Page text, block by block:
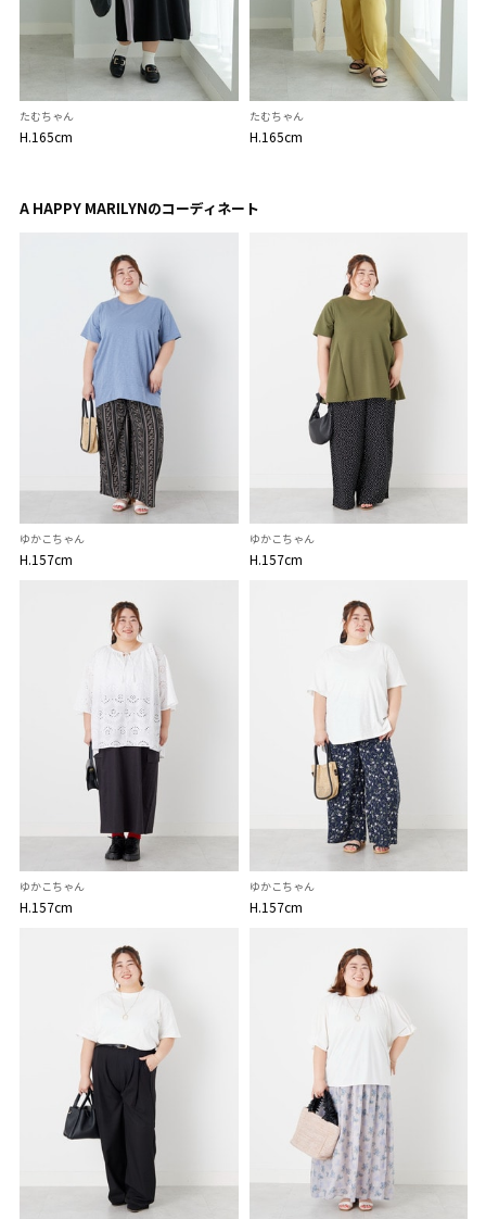
たむちゃん
H.165cm
たむちゃん
H.165cm
A HAPPY MARILYNのコーディネート
ゆかこちゃん
H.157cm
ゆかこちゃん
H.157cm
ゆかこちゃん
H.157cm
ゆかこちゃん
H.157cm